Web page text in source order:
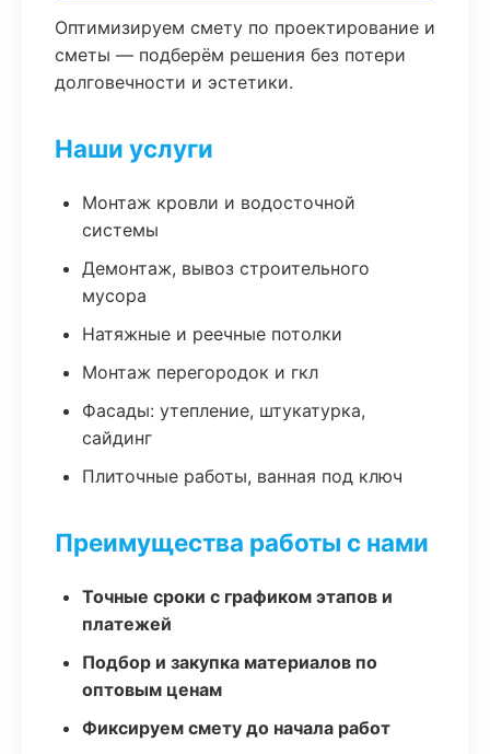
Оптимизируем смету по проектирование и
сметы — подберём решения без потери
долговечности и эстетики.
Наши услуги
Монтаж кровли и водосточной
системы
Демонтаж, вывоз строительного
мусора
Натяжные и реечные потолки
Монтаж перегородок и гкл
Фасады: утепление, штукатурка,
сайдинг
Плиточные работы, ванная под ключ
Преимущества работы с нами
Точные сроки с графиком этапов и
платежей
Подбор и закупка материалов по
оптовым ценам
Фиксируем смету до начала работ